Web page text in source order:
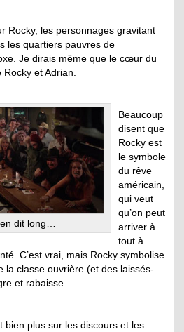
Rocky, les personnages gravitant
les quartiers pauvres de
Je dirais même que le cœur du
et Adrian.
dit long…
Beaucoup
disent que
Rocky est
le symbole
du rêve
américain,
qui veut
qu’on peut
arriver à
tout à
C’est vrai, mais Rocky symbolise
la classe ouvrière (et des laissés-
et rabaisse.
bien plus sur les discours et les